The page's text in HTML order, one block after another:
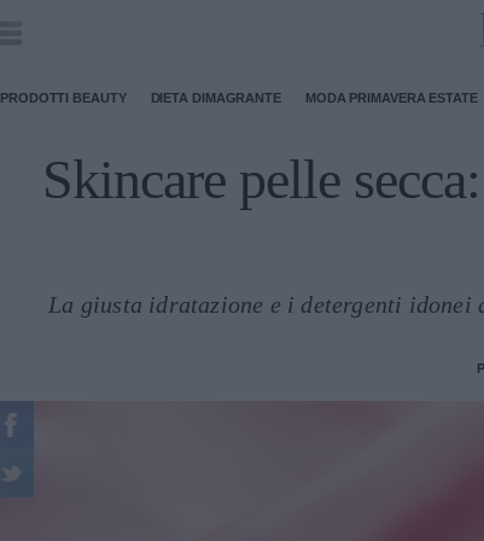
PRODOTTI BEAUTY DIETA DIMAGRANTE MODA PRIMAVERA ESTATE
Skincare pelle
La giusta idratazione e i detergenti